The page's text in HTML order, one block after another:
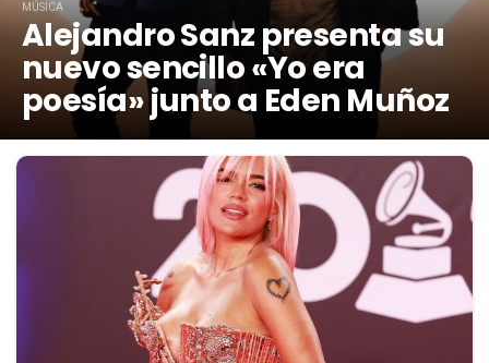
MÚSICA
Alejandro Sanz presenta su
nuevo sencillo «Yo era
poesía» junto a Eden Muñoz